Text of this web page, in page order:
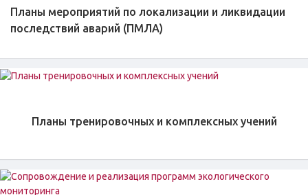
Планы мероприятий по локализации и ликвидации
последствий аварий (ПМЛА)
Планы тренировочных и комплексных учений